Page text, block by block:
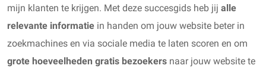
mijn klanten te krijgen. Met deze succesgids heb jij alle
relevante informatie in handen om jouw website beter in
zoekmachines en via sociale media te laten scoren en om
grote hoeveelheden gratis bezoekers naar jouw website te